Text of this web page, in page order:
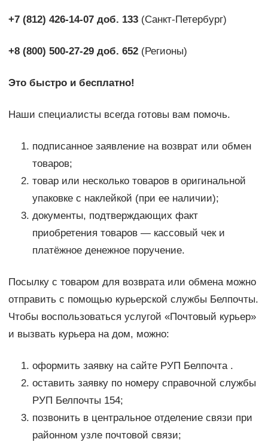
+7 (812) 426-14-07 доб. 133(Санкт-Петербург)
+8 (800) 500-27-29 доб. 652(Регионы)
Это быстро и бесплатно!
Наши специалисты всегда готовы вам помочь.
подписанное заявление на возврат или обмен
товаров;
товар или несколько товаров в оригинальной
упаковке с наклейкой (при ее наличии);
документы, подтверждающих факт
приобретения товаров — кассовый чек и
платёжное денежное поручение.
Посылку с товаром для возврата или обмена можно
отправить с помощью курьерской службы Белпочты.
Чтобы воспользоваться услугой «Почтовый курьер»
и вызвать курьера на дом, можно:
оформить заявку на сайте РУП Белпочта .
оставить заявку по номеру справочной службы
РУП Белпочты 154;
позвонить в центральное отделение связи при
районном узле почтовой связи;